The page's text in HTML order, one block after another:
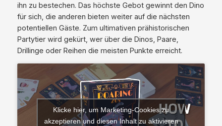
ihn zu bestechen. Das höchste Gebot gewinnt den Dino
für sich, die anderen bieten weiter auf die nächsten
potentiellen Gäste. Zum ultimativen prähistorischen
Partytier wird gekürt, wer über die Dinos, Paare,
Drillinge oder Reihen die meisten Punkte erreicht.
Klicke hier, um Marketing-Cookies zu
akzeptieren und diesen Inhalt zu aktivieren